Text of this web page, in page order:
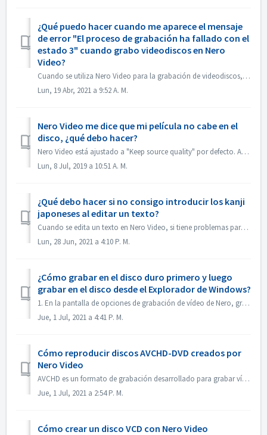
¿Qué puedo hacer cuando me aparece el mensaje
de error "El proceso de grabación ha fallado con el
estado 3" cuando grabo videodiscos en Nero
Video?
Cuando se utiliza Nero Video para la grabación de videodiscos, es posible que se encuentre con este error. "Estado 3" es un estado general del pr...
Lun, 19 Abr, 2021 a 9:52 A. M.
Nero Video me dice que mi película no cabe en el
disco, ¿qué debo hacer?
Nero Video está ajustado a "Keep source quality" por defecto. Así que el DVD, AVCHD, Blu-ray resultante mantendrá la calidad y el aspecto del arch...
Lun, 8 Jul, 2019 a 10:51 A. M.
¿Qué debo hacer si no consigo introducir los kanji
japoneses al editar un texto?
Cuando se edita un texto en Nero Video, si tiene problemas para introducir los kanji japoneses con algún editor de métodos de entrada, por ejemplo, ATOK, no...
Lun, 28 Jun, 2021 a 4:10 P. M.
¿Cómo grabar en el disco duro primero y luego
grabar en el disco desde el Explorador de Windows?
1. En la pantalla de opciones de grabación de vídeo de Nero, grabe el proyecto en la carpeta del disco duro. 2. Si la grabación se realiza correctamente,...
Jue, 1 Jul, 2021 a 4:41 P. M.
Cómo reproducir discos AVCHD-DVD creados por
Nero Video
AVCHD es un formato de grabación desarrollado para grabar vídeo de alta definición en soportes como DVD grabables, discos duros y tarjetas de memoria. E...
Jue, 1 Jul, 2021 a 2:54 P. M.
Cómo crear un disco VCD con Nero Video